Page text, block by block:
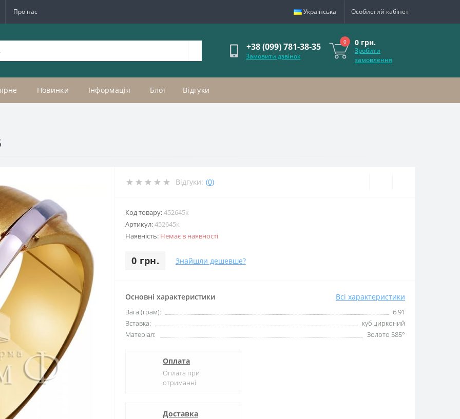
Про нас Українська Особистий кабінет
+38 (099) 781-38-35
Замовити дзвінок
0 0 грн.
Зробити
замовлення
Новинки Інформація Блог Відгуки
Відгуки: (0)
Код товару:452645к
Артикул:452645к
Наявність: Немає в наявності
0 грн. Знайшли дешевше?
Основні характеристики Всі характеристики
Вага (грам):
6.91
Вставка:
куб цирконий
Матеріал:
Золото 585°
Оплата
Оплата при
отриманні
Доставка